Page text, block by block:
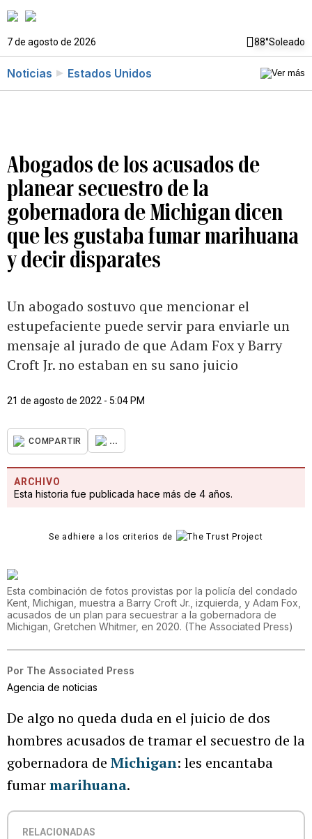
7 de agosto de 2026 88°Soleado
Noticias Estados Unidos
Abogados de los acusados de
planear secuestro de la
gobernadora de Michigan dicen
que les gustaba fumar marihuana
y decir disparates
Un abogado sostuvo que mencionar el
estupefaciente puede servir para enviarle un
mensaje al jurado de que Adam Fox y Barry
Croft Jr. no estaban en su sano juicio
21 de agosto de 2022 - 5:04 PM
COMPARTIR ...
ARCHIVO
Esta historia fue publicada hace más de 4 años.
Se adhiere a los criterios de
Esta combinación de fotos provistas por la policía del condado
Kent, Michigan, muestra a Barry Croft Jr., izquierda, y Adam Fox,
acusados de un plan para secuestrar a la gobernadora de
Michigan, Gretchen Whitmer, en 2020. (The Associated Press)
Por The Associated Press
Agencia de noticias
De algo no queda duda en el juicio de dos
hombres acusados de tramar el secuestro de la
gobernadora de Michigan: les encantaba
fumarmarihuana.
RELACIONADAS